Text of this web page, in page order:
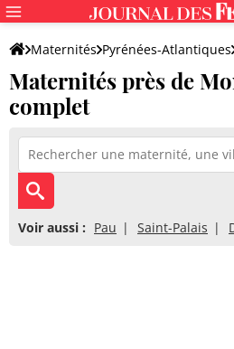
Maternités Pyrénées-Atlantiques
Maternités près de
complet
Voir aussi : Pau Saint-Palais